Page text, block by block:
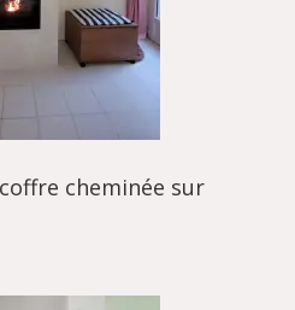
cheminée sur